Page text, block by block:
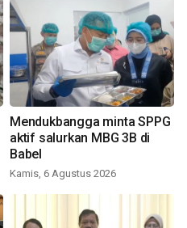
Mendukbangga minta SPPG
aktif salurkan MBG 3B di
Babel
Kamis, 6 Agustus 2026